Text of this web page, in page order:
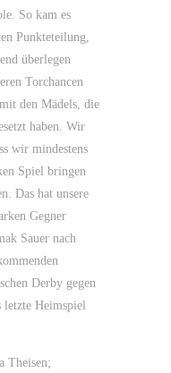
So kam es
Punkteteilung,
überlegen
Torchancen
den Mädels, die
haben. Wir
wir mindestens
Spiel bringen
Das hat unsere
Gegner
Sauer nach
Derby gegen
Heimspiel
Theisen;